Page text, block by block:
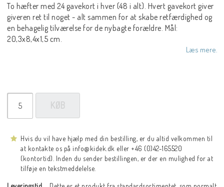
To hæfter med 24 gavekort i hver (48 i alt). Hvert gavekort giver
giveren ret til noget - alt sammen for at skabe retfærdighed og
en behagelig tilværelse for de nybagte forældre. Mål:
20,3x8,4x1,5 cm.
Læs mere.
KØB
Hvis du vil have hjælp med din bestilling, er du altid velkommen til
at kontakte os på info@kidek.dk eller +46 (0)42-165520
(kontortid). Inden du sender bestillingen, er der en mulighed for at
tilføje en tekstmeddelelse.